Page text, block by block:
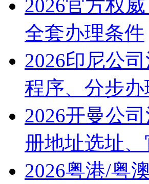
2026官方权
全套办理条件
2026印尼公
程序、分步
2026开曼公
册地址选址
2026粤港/粤